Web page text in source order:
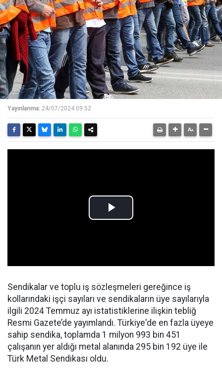
Yayınlanma: 24/07/2024 09:52
Sendikalar ve toplu iş sözleşmeleri gereğince iş
kollarındaki işçi sayıları ve sendikaların üye sayılarıyla
ilgili 2024 Temmuz ayı istatistiklerine ilişkin tebliğ
Resmi Gazete’de yayımlandı. Türkiye'de en fazla üyeye
sahip sendika, toplamda 1 milyon 993 bin 451
çalışanın yer aldığı metal alanında 295 bin 192 üye ile
Türk Metal Sendikası oldu.